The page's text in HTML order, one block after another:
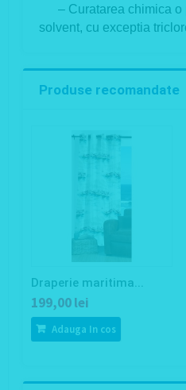
– Curatarea chimica o
solvent, cu exceptia
Produse recomandate
Draperie maritima...
199,00 lei
Adauga In cos